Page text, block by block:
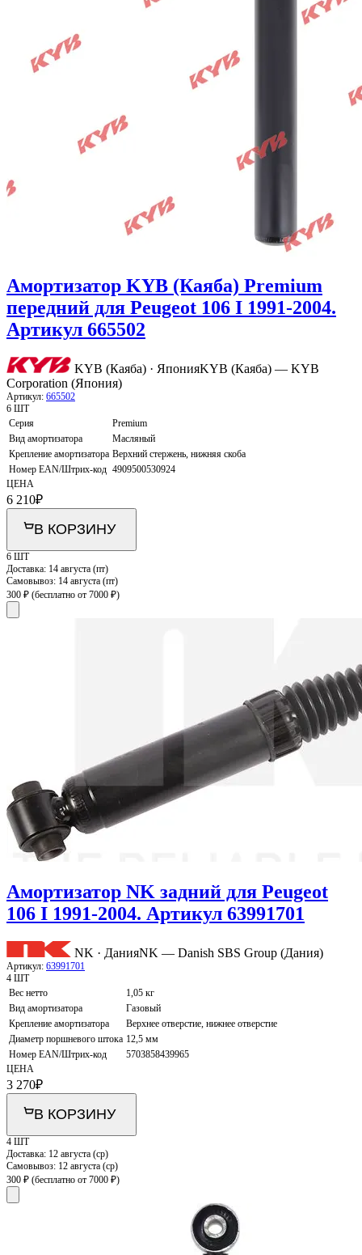
Амортизатор KYB (Каяба) Premium
передний для Peugeot 106 I 1991-2004.
Артикул 665502
KYB (Каяба) · ЯпонияKYB (Каяба) — KYB
Corporation (Япония)
Артикул: 665502
6 ШТ
Серия
Premium
Вид амортизатора
Масляный
Крепление амортизатора Верхний стержень, нижняя скоба
Номер EAN/Штрих-код 4909500530924
ЦЕНА
6 210₽
В КОРЗИНУ
6 ШТ
Доставка: 14 августа (пт)
Самовывоз: 14 августа (пт)
300 ₽ (бесплатно от 7000 ₽)
Амортизатор NK задний для Peugeot
106 I 1991-2004. Артикул 63991701
NK · ДанияNK — Danish SBS Group (Дания)
Артикул: 63991701
4 ШТ
Вес нетто
1,05 кг
Вид амортизатора
Газовый
Крепление амортизатора
Верхнее отверстие, нижнее отверстие
Диаметр поршневого штока 12,5 мм
Номер EAN/Штрих-код
5703858439965
ЦЕНА
3 270₽
В КОРЗИНУ
4 ШТ
Доставка: 12 августа (ср)
Самовывоз: 12 августа (ср)
300 ₽ (бесплатно от 7000 ₽)